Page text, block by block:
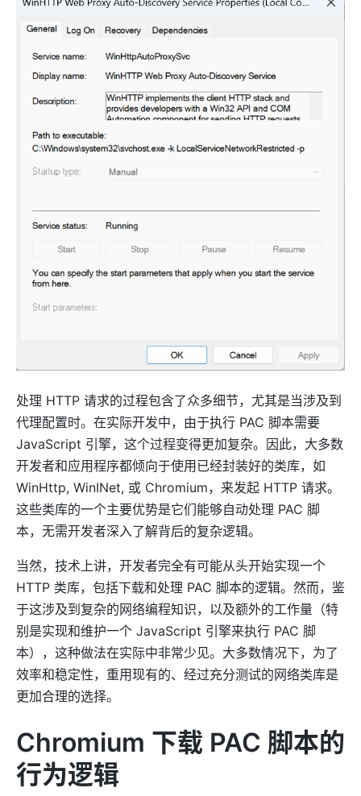
处理 HTTP 请求的过程包含了众多细节，尤其是当涉及到
代理配置时。在实际开发中，由于执行 PAC 脚本需要
JavaScript 引擎，这个过程变得更加复杂。因此，大多数
开发者和应用程序都倾向于使用已经封装好的类库，如
WinHttp, WinINet, 或 Chromium，来发起 HTTP 请求。
这些类库的一个主要优势是它们能够自动处理 PAC 脚
本，无需开发者深入了解背后的复杂逻辑。
当然，技术上讲，开发者完全有可能从头开始实现一个
HTTP 类库，包括下载和处理 PAC 脚本的逻辑。然而，鉴
于这涉及到复杂的网络编程知识，以及额外的工作量（特
别是实现和维护一个 JavaScript 引擎来执行 PAC 脚
本），这种做法在实际中非常少见。大多数情况下，为了
效率和稳定性，重用现有的、经过充分测试的网络类库是
更加合理的选择。
Chromium 下载 PAC 脚本的
行为逻辑